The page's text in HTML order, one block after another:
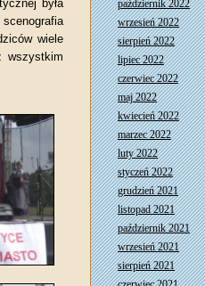
była
wiele
wszystkim
październik 2022
wrzesień 2022
sierpień 2022
lipiec 2022
czerwiec 2022
maj 2022
kwiecień 2022
marzec 2022
luty 2022
styczeń 2022
grudzień 2021
listopad 2021
październik 2021
wrzesień 2021
sierpień 2021